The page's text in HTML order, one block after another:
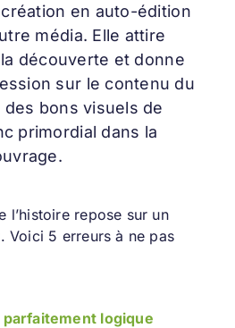
en auto-édition
média. Elle attire
découverte et donne
sur le contenu du
bons visuels de
primordial dans la
l’histoire repose sur un
Voici 5 erreurs à ne pas
logique